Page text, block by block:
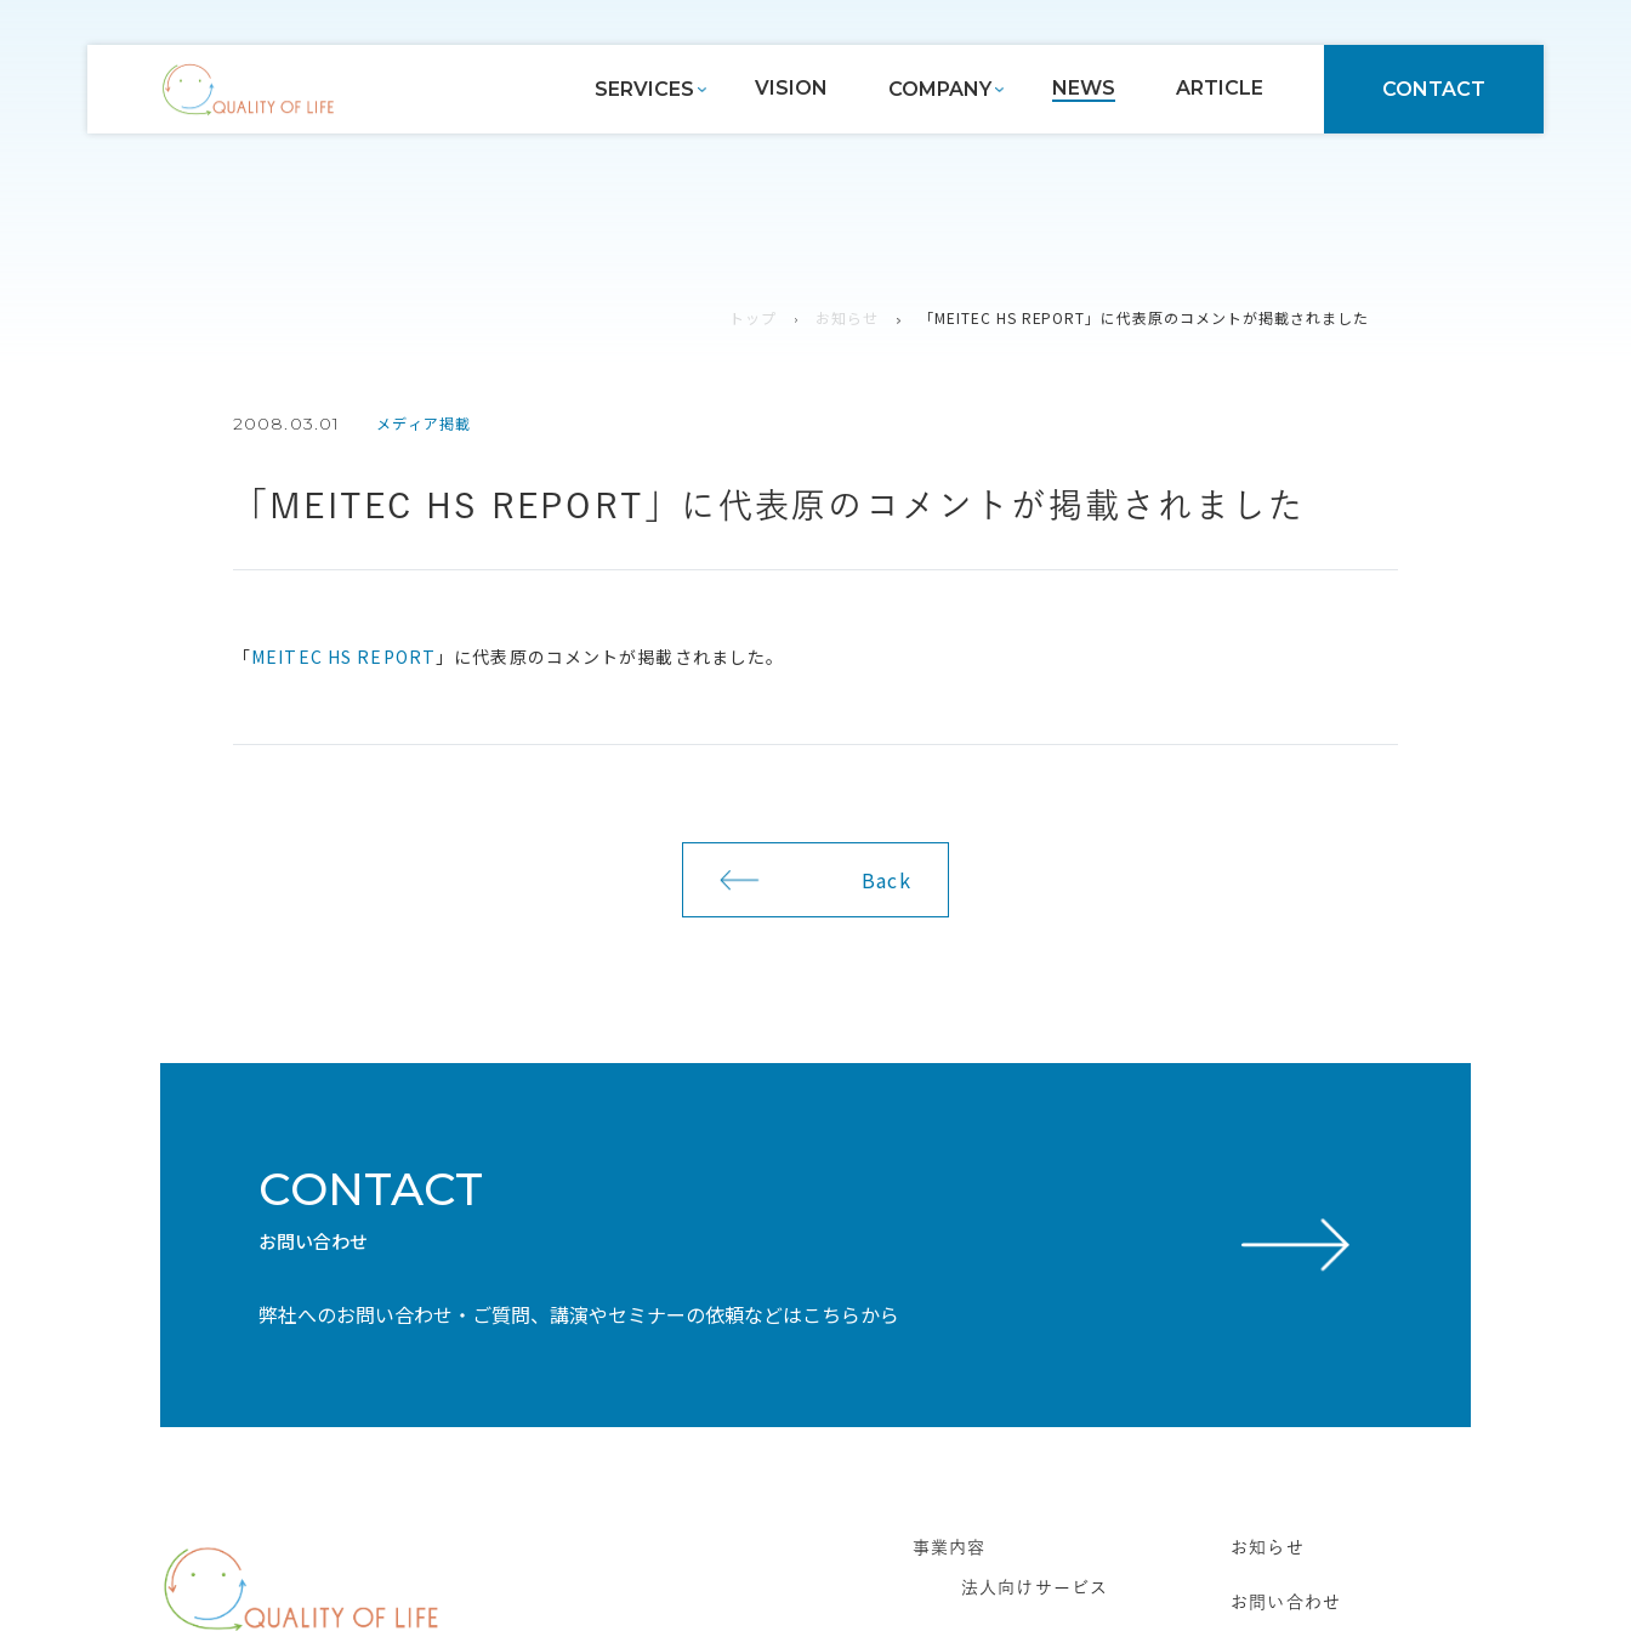
SERVICES VISION COMPANY NEWS ARTICLE CONTACT
トップ お知らせ 「MEITEC HS REPORT」に代表原のコメントが掲載されました
2008.03.01 メディア掲載
「MEITEC HS REPORT」に代表原のコメントが掲載されました
「MEITEC HS REPORT 」に代表原のコメントが掲載されました。
Back
CONTACT
お問い合わせ
弊社へのお問い合わせ・ご質問、講演やセミナーの依頼などはこちらから
事業内容
法人向けサービス
お知らせ
お問い合わせ